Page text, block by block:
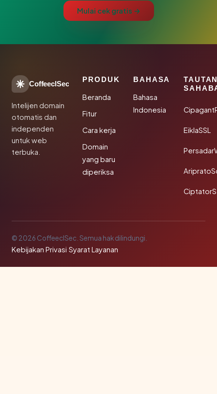
Mulai cek gratis →
CoffeeclSec
Intelijen domain
otomatis dan
independen
untuk web
terbuka.
PRODUK
Beranda
Fitur
Cara kerja
Domain
yang baru
diperiksa
BAHASA
Bahasa
Indonesia
EiklaSSL
© 2026 CoffeeclSec. Semua hak dilindungi.
Kebijakan Privasi·Syarat Layanan